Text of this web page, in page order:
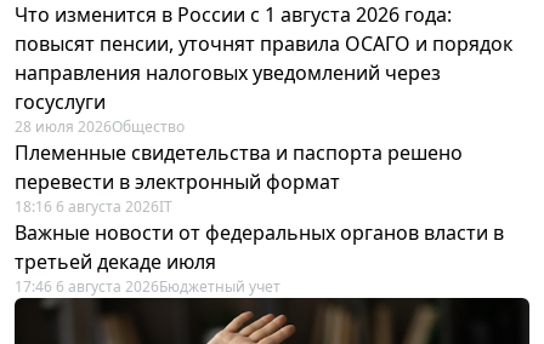
Что изменится в России с 1 августа 2026 года:
повысят пенсии, уточнят правила ОСАГО и порядок
направления налоговых уведомлений через
госуслуги
28 июля 2026Общество
Племенные свидетельства и паспорта решено
перевести в электронный формат
18:16 6 августа 2026IT
Важные новости от федеральных органов власти в
третьей декаде июля
17:46 6 августа 2026Бюджетный учет